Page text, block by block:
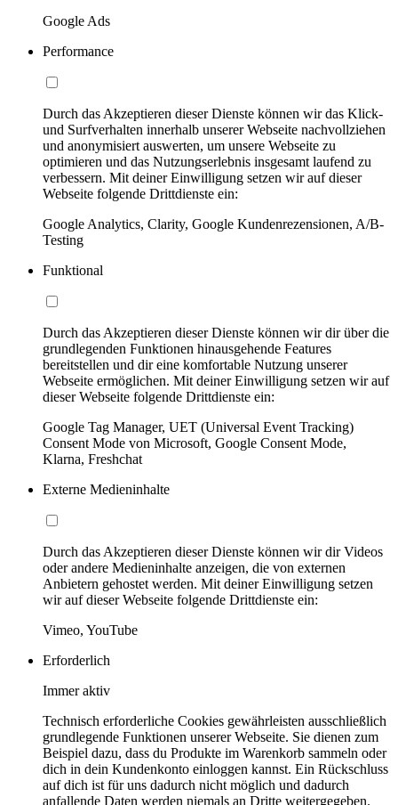
Google Ads
Performance
Durch das Akzeptieren dieser Dienste können wir das Klick-
und Surfverhalten innerhalb unserer Webseite nachvollziehen
und anonymisiert auswerten, um unsere Webseite zu
optimieren und das Nutzungserlebnis insgesamt laufend zu
verbessern. Mit deiner Einwilligung setzen wir auf dieser
Webseite folgende Drittdienste ein:
Google Analytics, Clarity, Google Kundenrezensionen, A/B-
Testing
Funktional
Durch das Akzeptieren dieser Dienste können wir dir über die
grundlegenden Funktionen hinausgehende Features
bereitstellen und dir eine komfortable Nutzung unserer
Webseite ermöglichen. Mit deiner Einwilligung setzen wir auf
dieser Webseite folgende Drittdienste ein:
Google Tag Manager, UET (Universal Event Tracking)
Consent Mode von Microsoft, Google Consent Mode,
Klarna, Freshchat
Externe Medieninhalte
Durch das Akzeptieren dieser Dienste können wir dir Videos
oder andere Medieninhalte anzeigen, die von externen
Anbietern gehostet werden. Mit deiner Einwilligung setzen
wir auf dieser Webseite folgende Drittdienste ein:
Vimeo, YouTube
Erforderlich
Immer aktiv
Technisch erforderliche Cookies gewährleisten ausschließlich
grundlegende Funktionen unserer Webseite. Sie dienen zum
Beispiel dazu, dass du Produkte im Warenkorb sammeln oder
dich in dein Kundenkonto einloggen kannst. Ein Rückschluss
auf dich ist für uns dadurch nicht möglich und dadurch
anfallende Daten werden niemals an Dritte weitergegeben.